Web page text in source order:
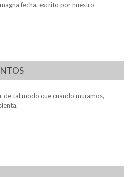
fecha, escrito por nuestro
de tal modo que cuando muramos,